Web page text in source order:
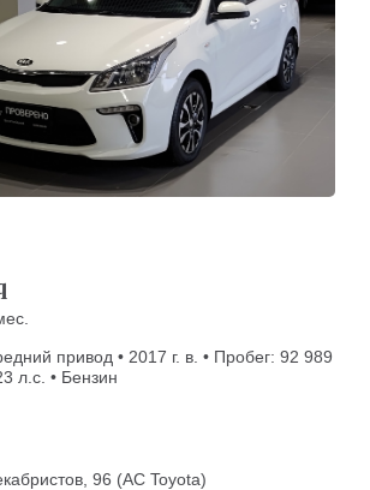
привод • 2017 г. в. • Пробег: 92 989
л.с. • Бензин
96 (АС Toyota)